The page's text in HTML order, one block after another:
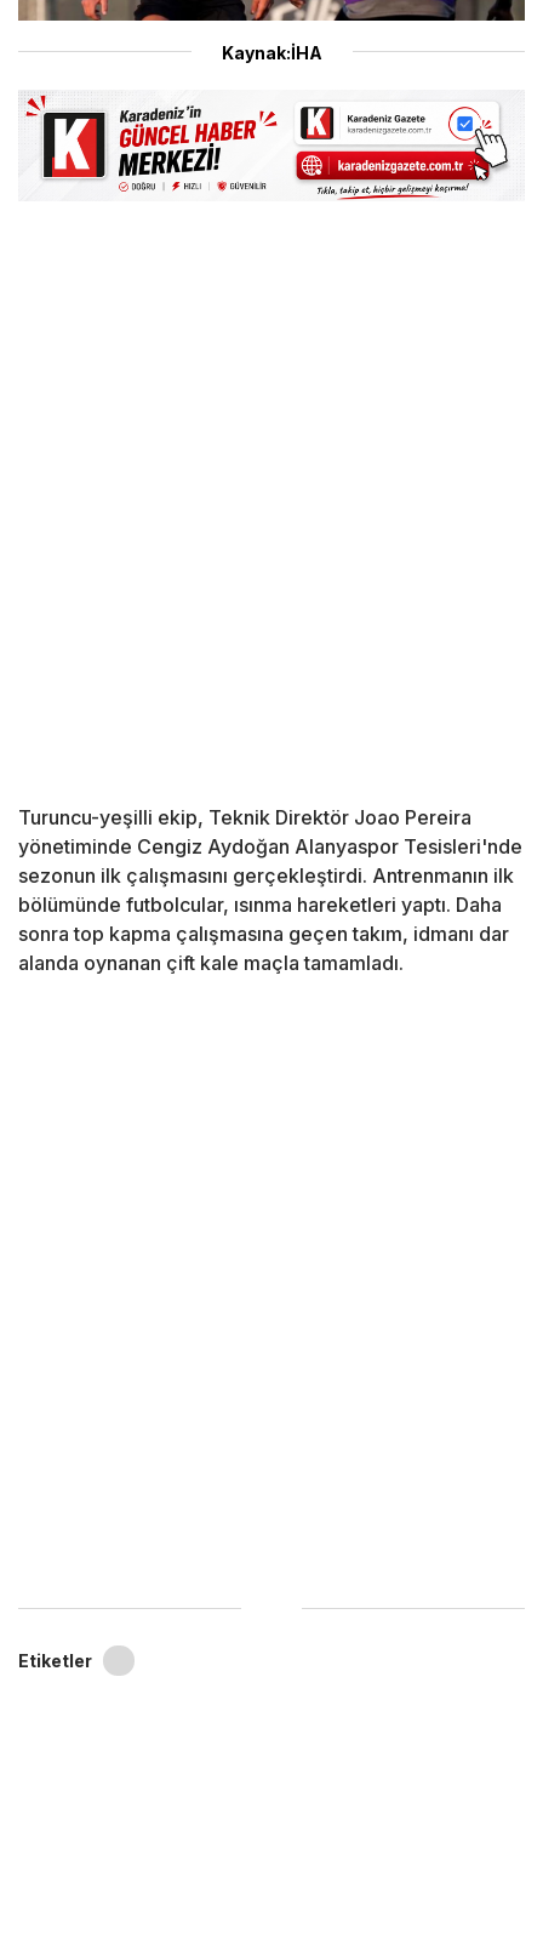
Kaynak:İHA
Turuncu-yeşilli ekip, Teknik Direktör Joao Pereira
yönetiminde Cengiz Aydoğan Alanyaspor Tesisleri'nde
sezonun ilk çalışmasını gerçekleştirdi. Antrenmanın ilk
bölümünde futbolcular, ısınma hareketleri yaptı. Daha
sonra top kapma çalışmasına geçen takım, idmanı dar
alanda oynanan çift kale maçla tamamladı.
Etiketler